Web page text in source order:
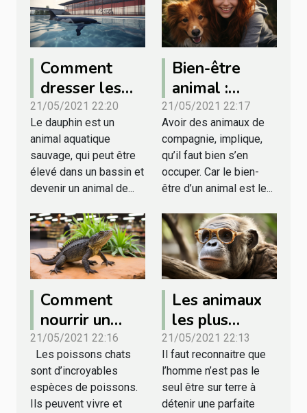
Comment
dresser les
dauphins ?
21/05/2021 22:20
Le dauphin est un
animal aquatique
sauvage, qui peut être
élevé dans un bassin et
devenir un animal de...
Bien-être
animal :
comment
prendre soin
des animaux
domestiques ?
21/05/2021 22:17
Avoir des animaux de
compagnie, implique,
qu’il faut bien s’en
occuper. Car le bien-
être d’un animal est le...
Comment
nourrir un
poisson chat ?
21/05/2021 22:16
Les poissons chats
sont d’incroyables
espèces de poissons.
Ils peuvent vivre et
Les animaux
les plus
intelligents au
monde
21/05/2021 22:13
Il faut reconnaitre que
l’homme n’est pas le
seul être sur terre à
détenir une parfaite